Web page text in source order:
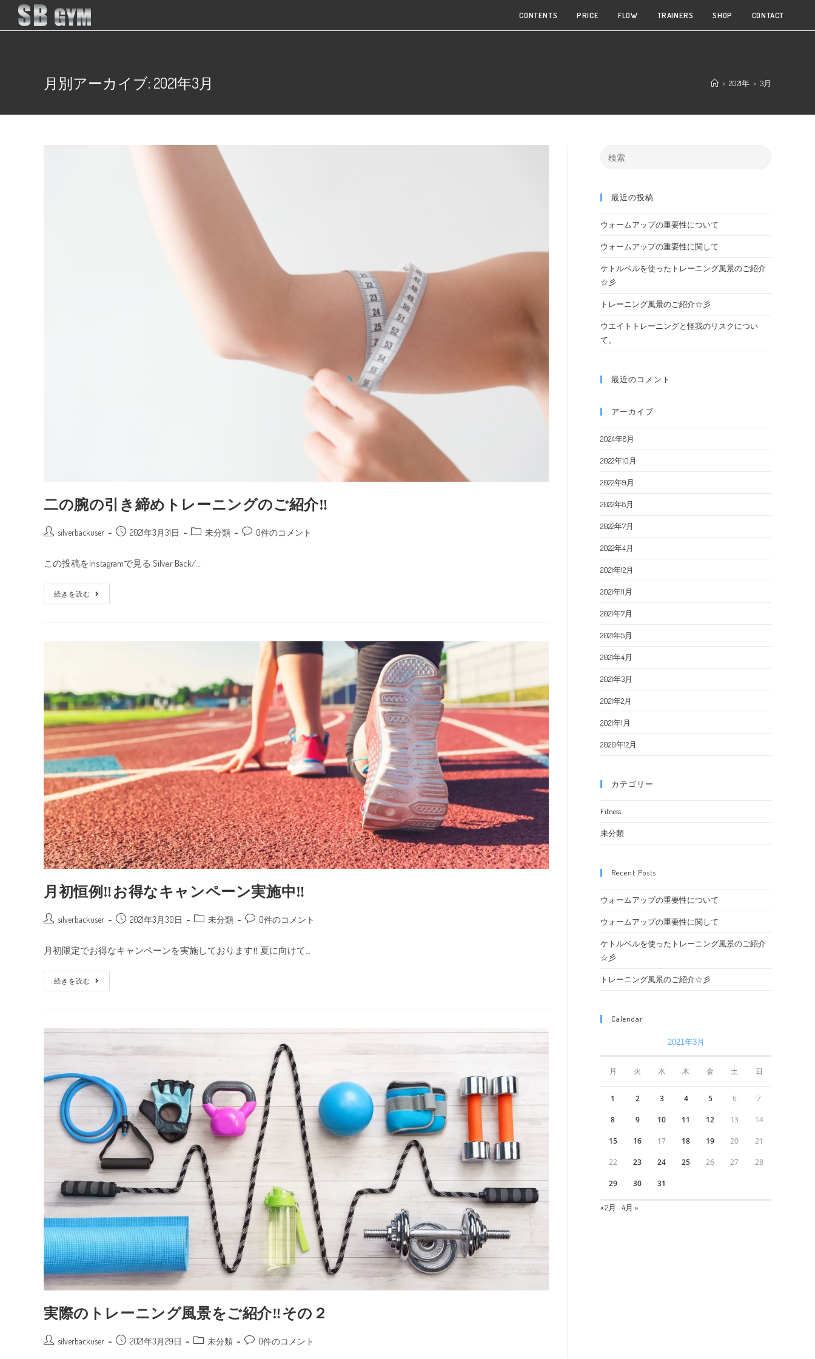
CONTENTS PRICE FLOW TRAINERS SHOP CONTACT
月別アーカイブ: 2021年3月 > 2021年 > 3月
二の腕の引き締めトレーニングのご紹介‼
silverbackuser 2021年3月31日 未分類 0件のコメント
この投稿をInstagramで見る Silver Back/…
続きを読む
月初恒例‼お得なキャンペーン実施中‼
silverbackuser 2021年3月30日 未分類 0件のコメント
月初限定でお得なキャンペーンを実施しております‼ 夏に向けて…
続きを読む
実際のトレーニング風景をご紹介‼その２
silverbackuser 2021年3月29日 未分類 0件のコメント
最近の投稿
ウォームアップの重要性について
ウォームアップの重要性に関して
ケトルベルを使ったトレーニング風景のご紹介
☆彡
トレーニング風景のご紹介☆彡
ウエイトトレーニングと怪我のリスクについ
て。
最近のコメント
アーカイブ
2024年8月
2022年10月
2022年9月
2022年8月
2022年7月
2022年4月
2021年12月
2021年11月
2021年7月
2021年5月
2021年4月
2021年3月
2021年2月
2021年1月
2020年12月
カテゴリー
Fitness
未分類
Recent Posts
ウォームアップの重要性について
ウォームアップの重要性に関して
ケトルベルを使ったトレーニング風景のご紹介
☆彡
トレーニング風景のご紹介☆彡
Calendar
2021年3月
月 火 水 木 金 土 日
1 2 3 4 5 6 7
8 9 10 11 12 13 14
15 16 17 18 19 20 21
22 23 24 25 26 27 28
29 30 31
« 2月 4月 »